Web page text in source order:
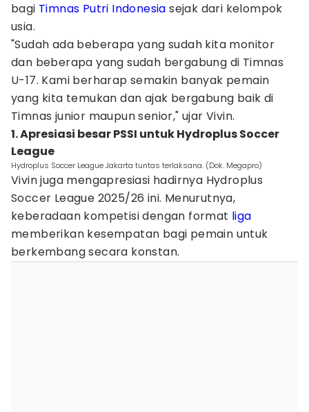
bagi Timnas Putri Indonesia sejak dari kelompok
usia.
"Sudah ada beberapa yang sudah kita monitor
dan beberapa yang sudah bergabung di Timnas
U-17. Kami berharap semakin banyak pemain
yang kita temukan dan ajak bergabung baik di
Timnas junior maupun senior," ujar Vivin.
1. Apresiasi besar PSSI untuk Hydroplus Soccer
League
Hydroplus Soccer League Jakarta tuntas terlaksana. (Dok. Megapro)
Vivin juga mengapresiasi hadirnya Hydroplus
Soccer League 2025/26 ini. Menurutnya,
keberadaan kompetisi dengan format liga
memberikan kesempatan bagi pemain untuk
berkembang secara konstan.